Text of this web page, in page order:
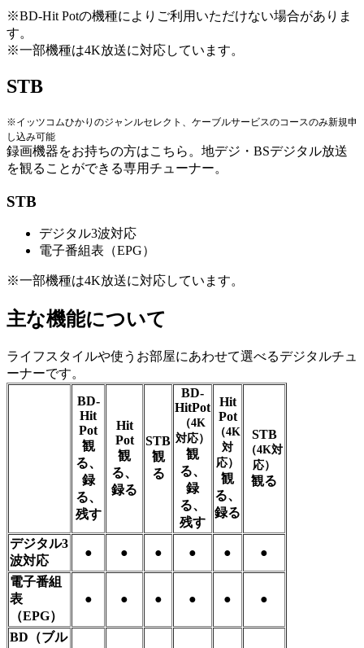
※BD-Hit Potの機種によりご利用いただけない場合がありま
す。
※一部機種は4K放送に対応しています。
STB
※イッツコムひかりのジャンルセレクト、ケーブルサービスのコースのみ新規申
し込み可能
録画機器をお持ちの方はこちら。地デジ・BSデジタル放送
を観ることができる専用チューナー。
STB
デジタル3波対応
電子番組表（EPG）
※一部機種は4K放送に対応しています。
主な機能について
ライフスタイルや使うお部屋にあわせて選べるデジタルチュ
ーナーです。
BD-
Hit
Pot
観
る、
録
る、
残す
Hit
Pot
観
る、
録る
STB
観
る
BD-
HitPot
（4K
対応）
観
る、
録
る、
残す
Hit
Pot
（4K
対
応）
観
る、
録る
STB
（4K対
応）
観る
デジタル3
波対応
● ● ● ● ● ●
電子番組
表
（EPG）
● ● ● ● ● ●
BD（ブル